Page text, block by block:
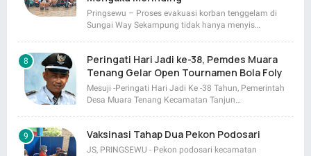
Pringsewu – Proses evakuasi korban tenggelam di
Sungai Way Sekampung tidak hanya menyis…
Peringati Hari Jadi ke-38, Pemdes Muara
Tenang Gelar Open Tournamen Bola Foly
Mesuji -Peringati Hari Jadi Ke -38 Tahun, Pemerintah
Desa Muara Tenang Kecamatan Tanjun…
Vaksinasi Tahap Dua Pekon Podosari
JS, PRINGSEWU - Pekon podosari kecamatan